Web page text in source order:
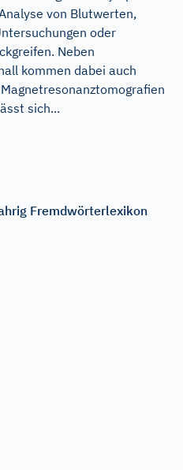
von Blutwerten,
oder
Neben
kommen dabei auch
sich...
Fremdwörterlexikon